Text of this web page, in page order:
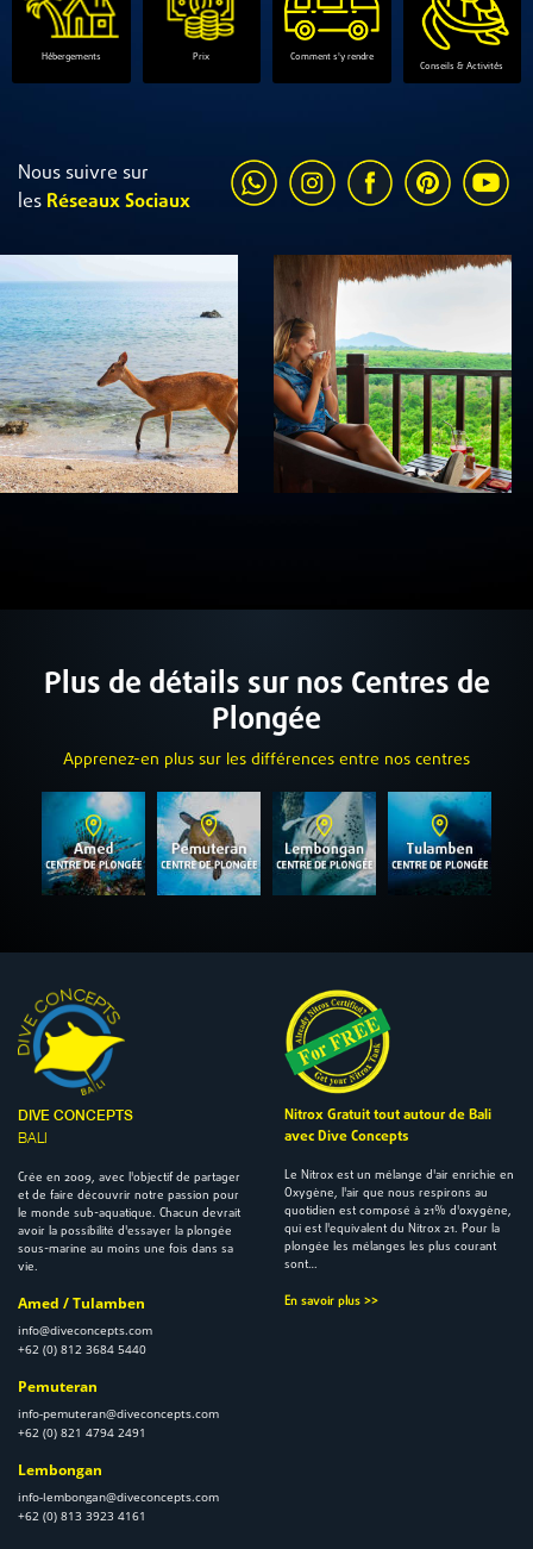
Hébergements Prix Comment s'y rendre
Conseils & Activités
Nous suivre sur
les Réseaux Sociaux
Plus de détails sur nos Centres de
Plongée
Apprenez-en plus sur les différences entre nos centres
DIVE CONCEPTS
BALI
Crée en 2009, avec l'objectif de partager
et de faire découvrir notre passion pour
le monde sub-aquatique. Chacun devrait
avoir la possibilité d'essayer la plongée
sous-marine au moins une fois dans sa
vie.
Amed / Tulamben
info@diveconcepts.com
+62 (0) 812 3684 5440
Nitrox Gratuit tout autour de Bali
avec Dive Concepts
Le Nitrox est un mélange d'air enrichie en
Oxygène, l'air que nous respirons au
quotidien est composé à 21% d'oxygène,
qui est l'equivalent du Nitrox 21. Pour la
plongée les mélanges les plus courant
sont…
En savoir plus >>
Pemuteran
info-pemuteran@diveconcepts.com
+62 (0) 821 4794 2491
Lembongan
info-lembongan@diveconcepts.com
+62 (0) 813 3923 4161